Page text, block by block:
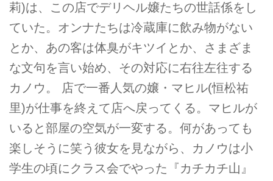
莉)は、この店でデリヘル嬢たちの世話係をし
ていた。オンナたちは冷蔵庫に飲み物がない
とか、あの客は体臭がキツイとか、さまざま
な文句を言い始め、その対応に右往左往する
カノウ。 店で一番人気の嬢・マヒル(恒松祐
里)が仕事を終えて店へ戻ってくる。マヒルが
いると部屋の空気が一変する。何があっても
楽しそうに笑う彼女を見ながら、カノウは小
学生の頃にクラス会でやった『カチカチ山』